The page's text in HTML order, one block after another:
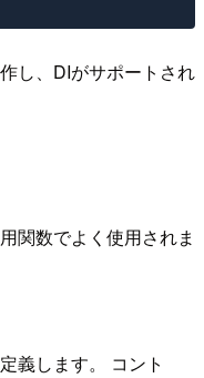
し、DIがサポートされ
関数でよく使用されま
義します。 コント